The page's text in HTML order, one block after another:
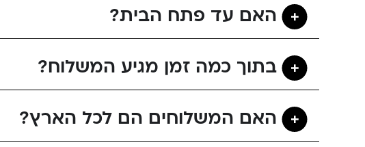
האם עד פתח הבית?
בתוך כמה זמן מגיע המשלוח?
האם המשלוחים הם לכל הארץ?